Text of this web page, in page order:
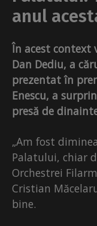
anul
În acest context
Dan Dediu, a
prezentat în
Enescu, a
presă de
„Am fost
Palatului, chiar
Orchestrei
Cristian
bine.